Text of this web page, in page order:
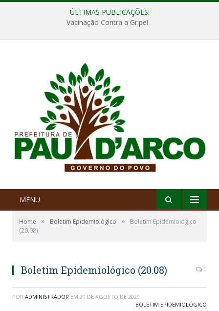
ÚLTIMAS PUBLICAÇÕES:
Vacinação Contra a Gripe!
MENU
Home » Boletim Epidemiológico »
Boletim Epidemiológico
(20.08)
Boletim Epidemiológico (20.08) 0
POR ADMINISTRADOR EM 20 DE AGOSTO DE 2020
BOLETIM EPIDEMIOLÓGICO